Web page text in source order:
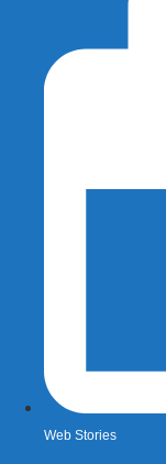
Web Stories